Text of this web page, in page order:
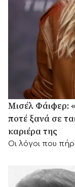
Μισέλ Φάιφερ:
ποτέ ξανά σε
καριέρα της
Οι λόγοι που